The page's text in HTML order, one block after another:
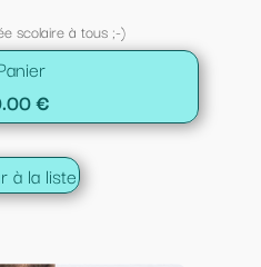
scolaire à tous ;-)
€
la liste